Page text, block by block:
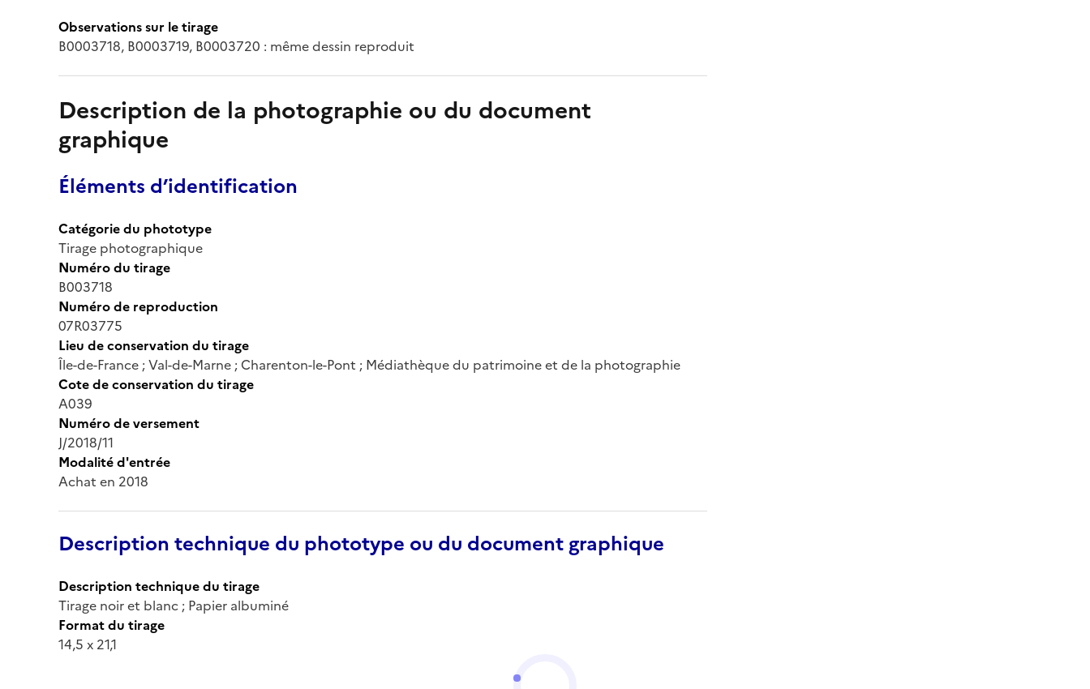
Observations sur le tirage
B0003718, B0003719, B0003720 : même dessin reproduit
Description de la photographie ou du document
graphique
Éléments d’identification
Catégorie du phototype
Tirage photographique
Numéro du tirage
B003718
Numéro de reproduction
07R03775
Lieu de conservation du tirage
Île-de-France ; Val-de-Marne ; Charenton-le-Pont ; Médiathèque du patrimoine et de la photographie
Cote de conservation du tirage
A039
Numéro de versement
J/2018/11
Modalité d'entrée
Achat en 2018
Description technique du phototype ou du document graphique
Description technique du tirage
Tirage noir et blanc ; Papier albuminé
Format du tirage
14,5 x 21,1